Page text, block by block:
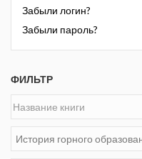
Забыли логин?
Забыли пароль?
ФИЛЬТР